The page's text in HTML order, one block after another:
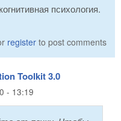
психология.
register to post comments
Toolkit 3.0
- 13:19